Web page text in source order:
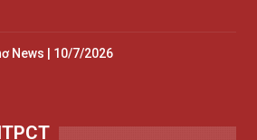
News | 10/7/2026